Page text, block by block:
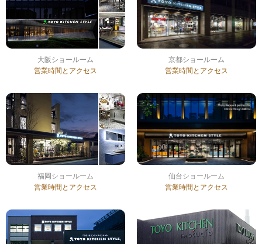
大阪ショールーム
営業時間とアクセス
京都ショールーム
営業時間とアクセス
福岡ショールーム
営業時間とアクセス
仙台ショールーム
営業時間とアクセス